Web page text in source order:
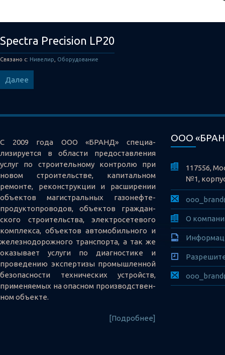
Spectra Precision LP20
Связано с: Нивелир Оборудование
Далее
С 2009 года ООО «БРАНД» специа-
лизируется в области предоставления
услуг по строительному контролю при
новом строительстве, капитальном
ремонте, реконструкции и расширении
объектов магистральных газонефте-
продуктопроводов, объектов граждан-
ского строительства, электросетевого
комплекса, объектов автомобильного и
железнодорожного транспорта, а так же
оказывает услуги по диагностике и
проведению экспертизы промышленной
безопасности технических устройств,
применяемых на опасном производствен-
ном объекте.
[Подробнее]
ООО
117556,
№1,
О